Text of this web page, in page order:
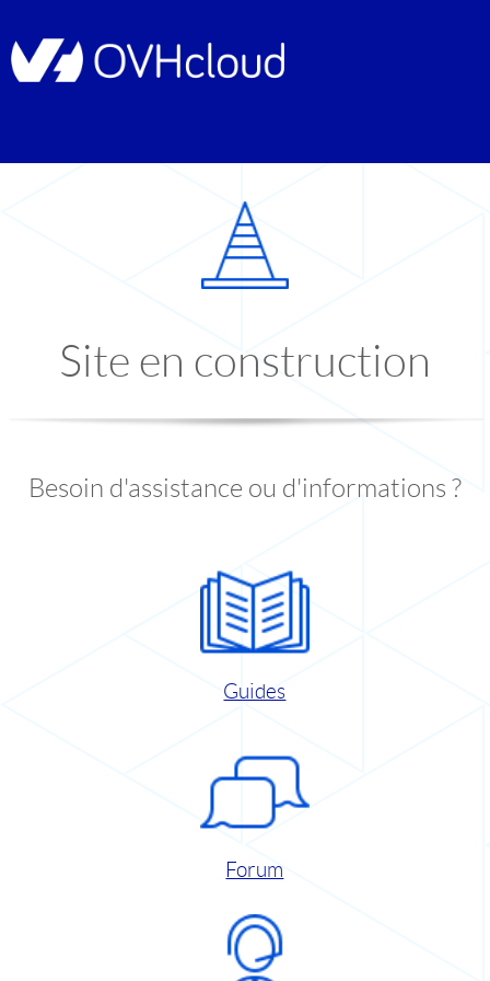
Site en construction
Besoin d'assistance ou d'informations ?
Guides
Forum